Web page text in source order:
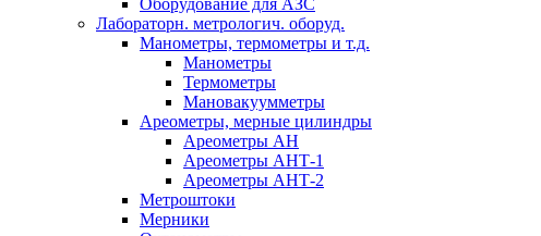
Оборудование для АЗС
Лабораторн. метрологич. оборуд.
Манометры, термометры и т.д.
Манометры
Термометры
Мановакуумметры
Ареометры, мерные цилиндры
Ареометры АН
Ареометры АНТ-1
Ареометры АНТ-2
Метроштоки
Мерники